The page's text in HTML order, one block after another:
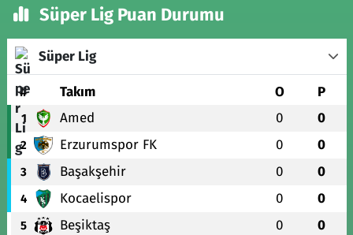
Süper Lig Puan Durumu
Süper Lig
# Takım O P
1 Amed 0 0
2 Erzurumspor FK 0 0
3 Başakşehir 0 0
4 Kocaelispor 0 0
5 Beşiktaş 0 0